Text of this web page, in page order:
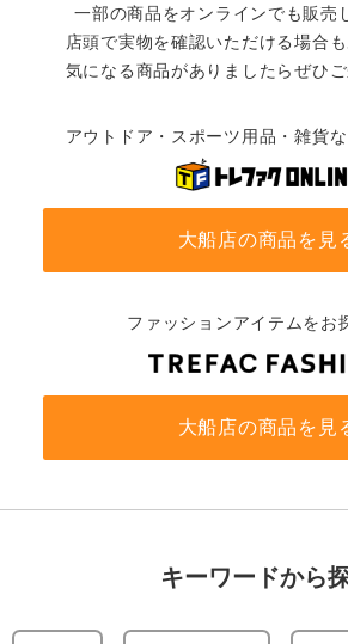
一部の商品をオンラインでも販売
店頭で実物を確認いただける場合も
気になる商品がありましたらぜひご
アウトドア・スポーツ用品・雑貨
大船店の商品を見
ファッションアイテムをお
大船店の商品を見
キーワードから